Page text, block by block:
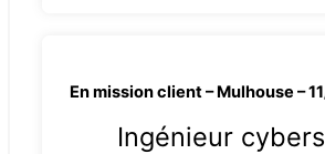
En mission client – Mulhouse –
Ingénieur